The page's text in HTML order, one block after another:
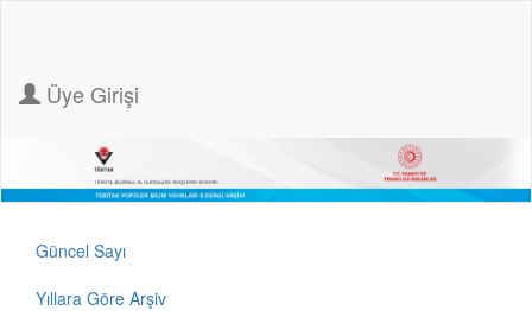
Üye Girişi
Güncel Sayı
Yıllara Göre Arşiv